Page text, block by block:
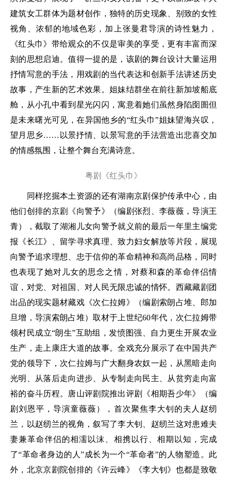
建筑女工群体为题材创作，独特的历史现象、别致的女性
视角、浓郁的地域色彩，加上张曼君导演的诗性魅力，
《红头巾》带给观众的不仅是审美的享受，更有丰富而深
刻的思想启迪。值得一提的是，该剧的舞台设计大量运用
抒情写意的手法，用戏剧的当代表达和创新手法讲述历史
故事，产生新的艺术效果。姐妹结群坐在前往新加坡船底
舱，从小孔中看到星光闪闪，寓意着她们虽然身陷囹圄但
是未来曙光可见，在异国他乡的“红头巾”姐妹望海兴叹，
望月思乡……以景抒情、以景写意的手法营造出悲喜交加
的情感氛围，让整个舞台充满诗意。
粤剧《红头巾》
同样挖掘本土资源的还有湖南京剧保护传承中心，由
他们创排的京剧《向警予》（编剧张烈、李薇薇，导演王
青），截取了湖湘儿女向警予就义前的最后一年里主编党
报《长江》、留学寻求真理、致力妇女解放等片段，展现
向警予追求理想、忠于信仰的革命精神和高尚品格，同时
也表现了她对儿女的思念之情，对蔡和森的革命伴侣情
谊，对党、对祖国、对人民无限忠诚的情怀。西藏藏剧团
出品的现实题材藏戏《次仁拉姆》（编剧索朗占堆、郎加
旦增，导演索朗占堆）取材于上世纪60年代，次仁拉姆带
领村民成立“朗生”互助组，发愤图强、自力更生开展农业
生产，走上康庄大道的故事。全戏充分展示了在中国共产
党的领导下，次仁拉姆与广大翻身农奴一起，从黑暗走向
光明、从落后走向进步、从专制走向民主、从贫穷走向富
裕的奋斗历程。唐山评剧院推出评剧《相期吾少年》（编
剧刘恩平，导演童薇薇），首次聚焦李大钊的夫人赵纫
兰，以赵纫兰的视角，叙写了李大钊、赵纫兰这对患难夫
妻兼革命伴侣的相濡以沫、相携以行、相期以知，完成
了“革命者身边的人”成长为一个“革命者”的人物塑造。此
外，北京京剧院创排的《许云峰》《李大钊》也都是致敬